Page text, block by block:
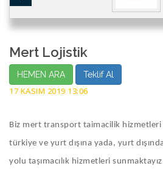
Mert Lojistik
HEMEN ARA Teklif Al
17 KASIM 2019 13:06
Biz mert transport taimacilik
türkiye ve yurt dışına yada, yurt
yolu taşımacılık hizmetleri